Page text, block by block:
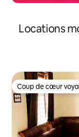
Locations
Coup de cœur
Coup de cœur